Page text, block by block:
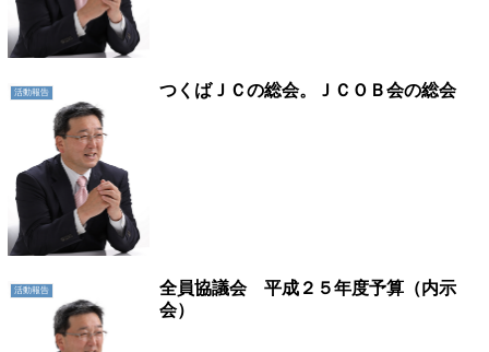
活動報告 つくばＪＣの総会。ＪＣＯＢ会の総会
活動報告
全員協議会 平成２５年度予算（内示
会）